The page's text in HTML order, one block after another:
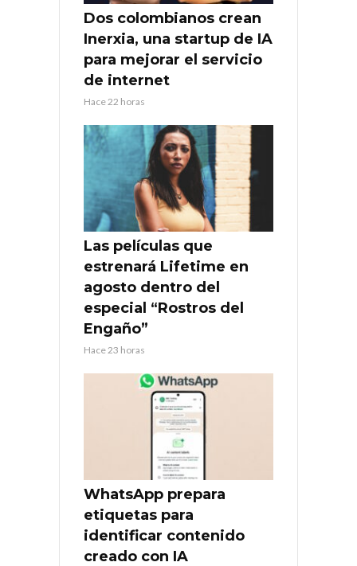
Dos colombianos crean
Inerxia, una startup de IA
para mejorar el servicio
de internet
Hace 22 horas
Las películas que
estrenará Lifetime en
agosto dentro del
especial “Rostros del
Engaño”
Hace 23 horas
WhatsApp prepara
etiquetas para
identificar contenido
creado con IA